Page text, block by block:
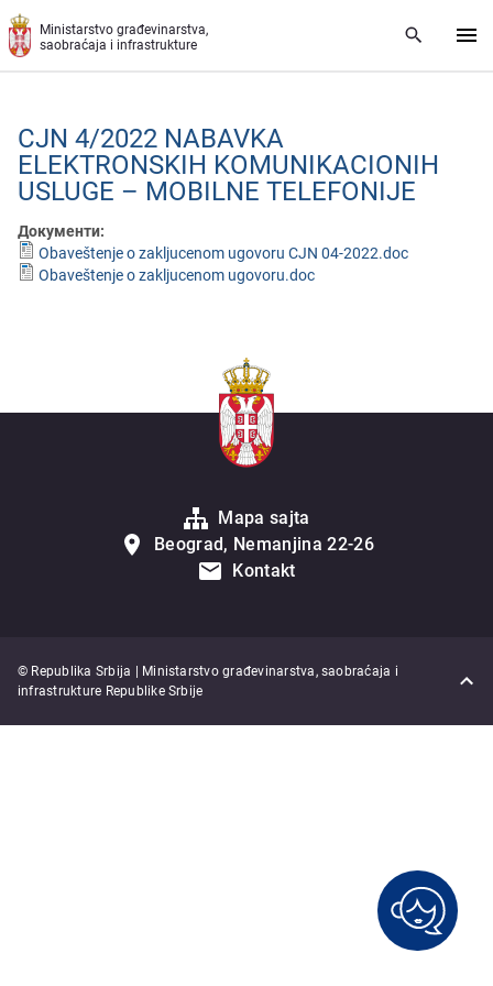
Preskoči na glavni deo sadržaja
Ministarstvo građevinarstva,
saobraćaja i infrastrukture
CJN 4/2022 NABAVKA
ЕLЕKTRONSKIH KOMUNIKACIONIH
USLUGЕ – MOBILNЕ TЕLЕFONIJЕ
Документи:
Obaveštenje o zakljucenom ugovoru CJN 04-2022.doc
Obaveštenje o zakljucenom ugovoru.doc
Mapa sajta
Beograd, Nemanjina 22-26
Kontakt
© Republika Srbija | Ministarstvo građevinarstva, saobraćaja i
infrastrukture Republike Srbije